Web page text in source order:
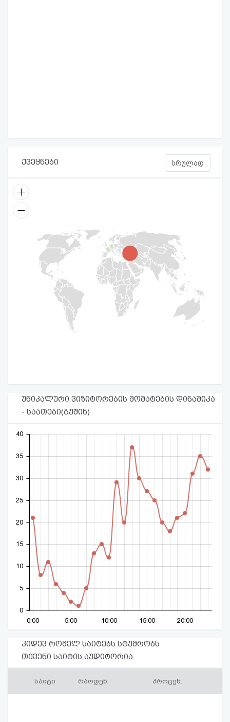
ქვეყნები სრულად
უნიკალური ვიზიტორების მომატების დინამიკა
- საათები(გუშინ)
0:00 5:00 10:00 15:00 20:00
0
5
10
15
20
25
30
35
40
კიდევ რომელ საიტებს სტუმრობს
თქვენი საიტის აუდიტორია
საიტი რაოდენ. პროცენ.